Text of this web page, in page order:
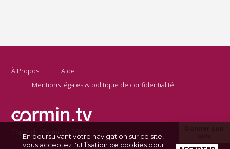
À Propos
Aide
Mentions légales & politique de confidentialité
Copyright Carmin.tv 2026
En poursuivant votre navigation sur ce site,
vous acceptez l'utilisation de cookies pour